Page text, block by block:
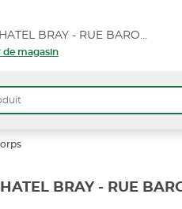
NEUFCHATEL BRAY - RUE BARON D'H SPAR
de magasin
BRAY - RUE